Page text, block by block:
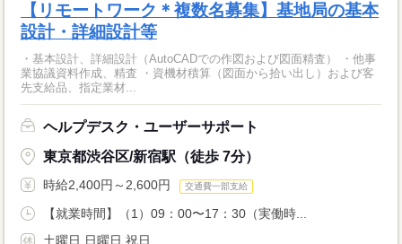
【リモートワーク＊複数名募集】基地局の基本
設計・詳細設計等
・基本設計、詳細設計（AutoCADでの作図および図面精査） ・他事
業協議資料作成、精査 ・資機材積算（図面から拾い出し）および客
先支給品、指定業材...
ヘルプデスク・ユーザーサポート
東京都渋谷区/新宿駅（徒歩 7分）
時給2,400円～2,600円 交通費一部支給
【就業時間】（1）09：00〜17：30（実働時...
土曜日 日曜日 祝日